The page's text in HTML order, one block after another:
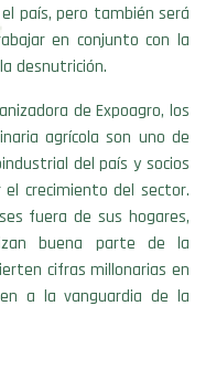
país, pero también será
en conjunto con la
desnutrición.
de Expoagro, los
agrícola son uno de
del país y socios
crecimiento del sector.
fuera de sus hogares,
buena parte de la
cifras millonarias en
a la vanguardia de la